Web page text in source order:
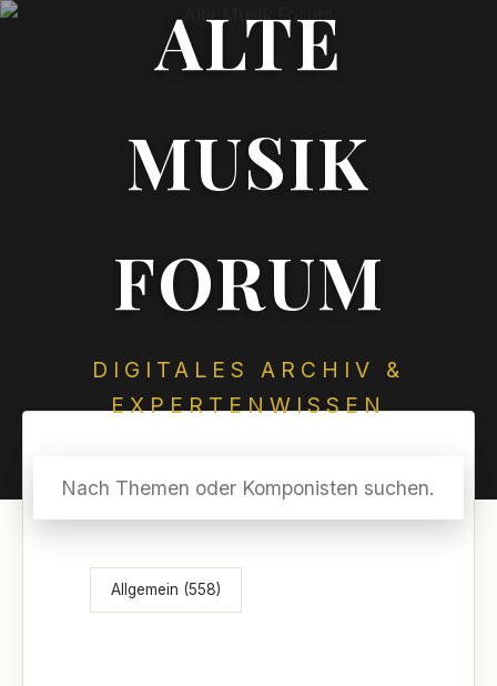
ALTE
MUSIK
FORUM
DIGITALES ARCHIV &
EXPERTENWISSEN
Themenübersicht
Allgemein (558)